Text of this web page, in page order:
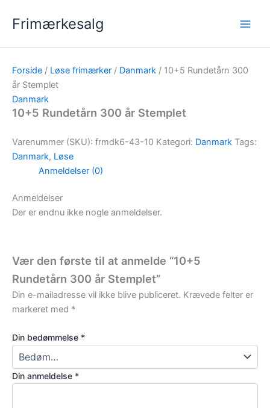
Frimærkesalg
Forside / Løse frimærker / Danmark / 10+5 Rundetårn 300
år Stemplet
Danmark
10+5 Rundetårn 300 år Stemplet
Varenummer (SKU): frmdk6-43-10 Kategori: Danmark Tags:
Danmark, Løse
Anmeldelser (0)
Anmeldelser
Der er endnu ikke nogle anmeldelser.
Vær den første til at anmelde “10+5
Rundetårn 300 år Stemplet”
Din e-mailadresse vil ikke blive publiceret. Krævede felter er
markeret med *
Din bedømmelse *
Din anmeldelse *